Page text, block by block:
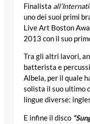
Finalista
uno dei suoi primi
Live Art Boston
2013 con il suo
Tra gli altri lavori,
batterista e
Albela, per il quale
solista il suo ultimo
lingue diverse:
E infine il disco